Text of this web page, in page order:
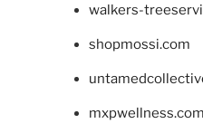
walkers-
shopmossi.com
mxpwellness.com